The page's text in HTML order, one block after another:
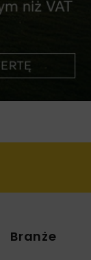
Branże